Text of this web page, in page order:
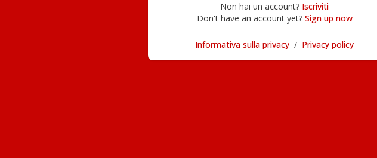
Non hai un account? Iscriviti
Don't have an account yet? Sign up now
Informativa sulla privacy / Privacy policy